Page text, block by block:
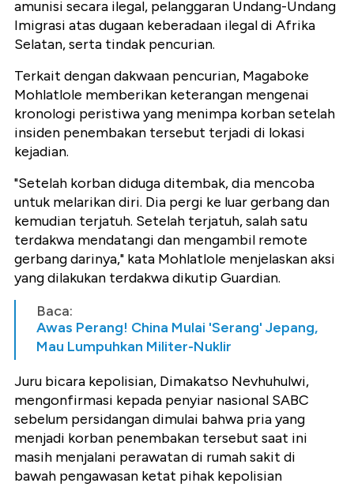
amunisi secara ilegal, pelanggaran Undang-Undang
Imigrasi atas dugaan keberadaan ilegal di Afrika
Selatan, serta tindak pencurian.
Terkait dengan dakwaan pencurian, Magaboke
Mohlatlole memberikan keterangan mengenai
kronologi peristiwa yang menimpa korban setelah
insiden penembakan tersebut terjadi di lokasi
kejadian.
"Setelah korban diduga ditembak, dia mencoba
untuk melarikan diri. Dia pergi ke luar gerbang dan
kemudian terjatuh. Setelah terjatuh, salah satu
terdakwa mendatangi dan mengambil remote
gerbang darinya," kata Mohlatlole menjelaskan aksi
yang dilakukan terdakwa dikutip Guardian.
Baca:
Awas Perang! China Mulai 'Serang' Jepang,
Mau Lumpuhkan Militer-Nuklir
Juru bicara kepolisian, Dimakatso Nevhuhulwi,
mengonfirmasi kepada penyiar nasional SABC
sebelum persidangan dimulai bahwa pria yang
menjadi korban penembakan tersebut saat ini
masih menjalani perawatan di rumah sakit di
bawah pengawasan ketat pihak kepolisian